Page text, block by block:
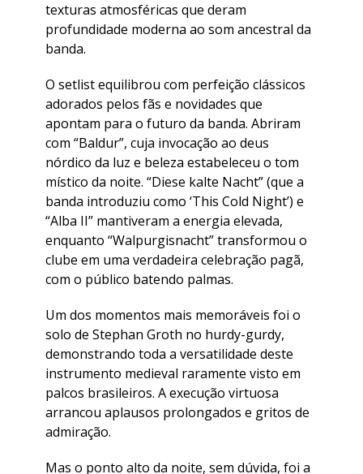
texturas atmosféricas que deram
profundidade moderna ao som ancestral da
banda.
O setlist equilibrou com perfeição clássicos
adorados pelos fãs e novidades que
apontam para o futuro da banda. Abriram
com “Baldur”, cuja invocação ao deus
nórdico da luz e beleza estabeleceu o tom
místico da noite. “Diese kalte Nacht” (que a
banda introduziu como ‘This Cold Night’) e
“Alba II” mantiveram a energia elevada,
enquanto “Walpurgisnacht” transformou o
clube em uma verdadeira celebração pagã,
com o público batendo palmas.
Um dos momentos mais memoráveis foi o
solo de Stephan Groth no hurdy-gurdy,
demonstrando toda a versatilidade deste
instrumento medieval raramente visto em
palcos brasileiros. A execução virtuosa
arrancou aplausos prolongados e gritos de
admiração.
Mas o ponto alto da noite, sem dúvida, foi a